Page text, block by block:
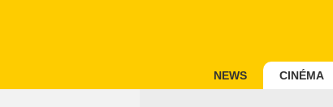
NEWS CINÉMA